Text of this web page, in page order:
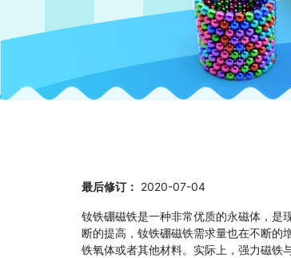
最后修订： 2020-07-04
钕铁硼磁铁是一种非常优质的永磁体，是
断的提高，钕铁硼磁铁需求量也在不断的
铁氧体或者其他材料。实际上，强力磁铁